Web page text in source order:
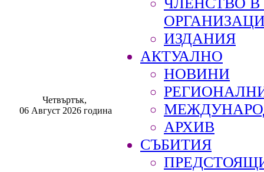
Четвъртък,
06 Август 2026 година
ИЗДАНИЯ
АКТУАЛНО
НОВИНИ
АРХИВ
СЪБИТИЯ